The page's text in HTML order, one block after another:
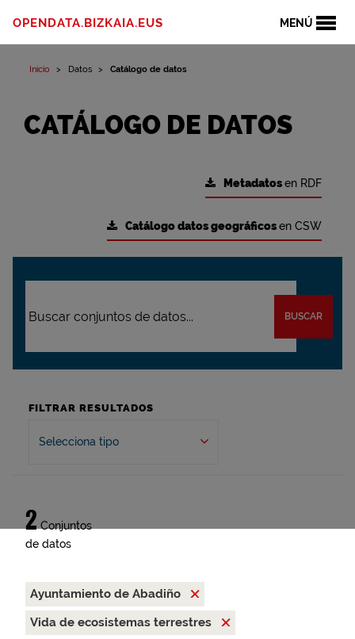
MENÚ
OPENDATA.BIZKAIA.EUS
Inicio Datos Catálogo de datos
CATÁLOGO DE DATOS
Metadatosen RDF
Catálogo datos geográficosen CSW
BUSCAR
FILTRAR RESULTADOS
Selecciona tipo
2 Conjuntos
de datos
Ayuntamiento de Abadiño
Vida de ecosistemas terrestres